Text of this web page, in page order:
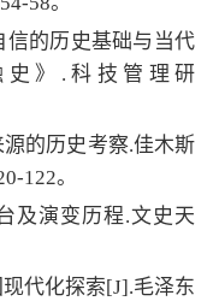
信的历史基础与当代
》.科技管理研
的历史考察.佳木斯
122。
及演变历程.文史天
代化探索[J].毛泽东